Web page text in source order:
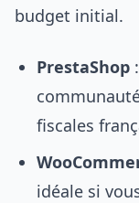
budget initial.
PrestaShop
fiscales
idéale si